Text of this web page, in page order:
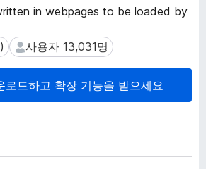
우
부
가
능
in webpages to be loaded by
사용자 13,031명
사용자 13,031명
로드하고 확장 기능을 받으세요